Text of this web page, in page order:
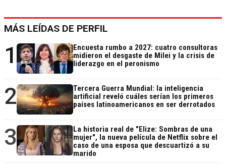
MÁS LEÍDAS DE PERFIL
1
Encuesta rumbo a 2027: cuatro consultoras
midieron el desgaste de Milei y la crisis de
liderazgo en el peronismo
2
Tercera Guerra Mundial: la inteligencia
artificial reveló cuáles serían los primeros
países latinoamericanos en ser derrotados
3
La historia real de "Elize: Sombras de una
mujer", la nueva película de Netflix sobre el
caso de una esposa que descuartizó a su
marido